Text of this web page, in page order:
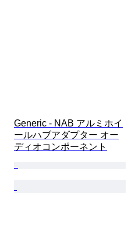
Generic - NAB アルミホイ
ールハブアダプター オー
ディオコンポーネント